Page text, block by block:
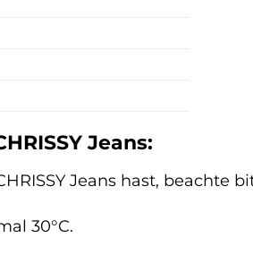
Jeans:
Jeans hast, beachte
30°C.